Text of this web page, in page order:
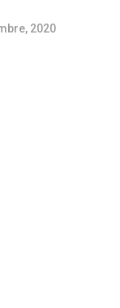
2020